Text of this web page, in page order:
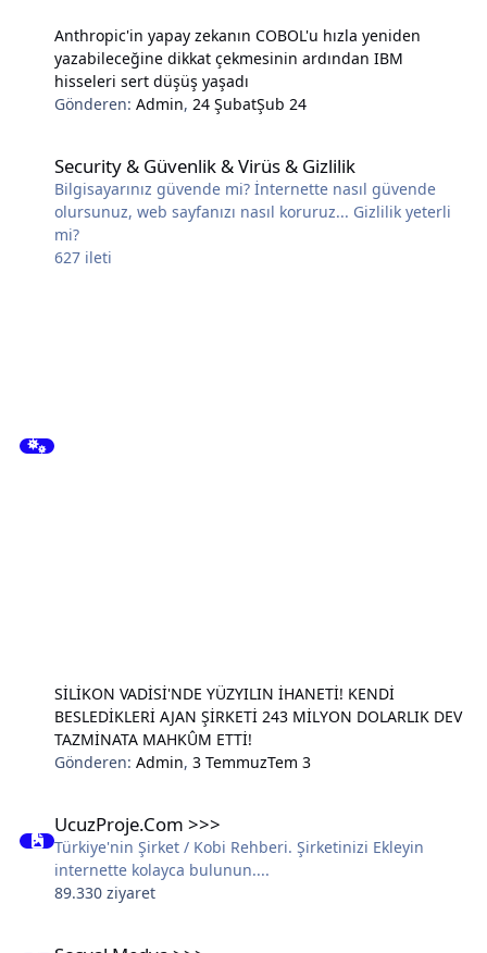
Anthropic'in yapay zekanın COBOL'u hızla yeniden
yazabileceğine dikkat çekmesinin ardından IBM
hisseleri sert düşüş yaşadı
Gönderen:Admin, 24 ŞubatŞub 24
Security & Güvenlik & Virüs & Gizlilik
Bilgisayarınız güvende mi? İnternette nasıl güvende
olursunuz, web sayfanızı nasıl koruruz... Gizlilik yeterli
mi?
627 ileti
SİLİKON VADİSİ'NDE YÜZYILIN İHANETİ! KENDİ
BESLEDİKLERİ AJAN ŞİRKETİ 243 MİLYON DOLARLIK DEV
TAZMİNATA MAHKÛM ETTİ!
Gönderen:Admin,3 TemmuzTem 3
UcuzProje.Com >>>
Türkiye'nin Şirket / Kobi Rehberi. Şirketinizi Ekleyin
internette kolayca bulunun....
89.330 ziyaret